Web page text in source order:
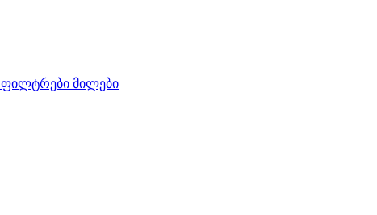
ფილტრები მილები